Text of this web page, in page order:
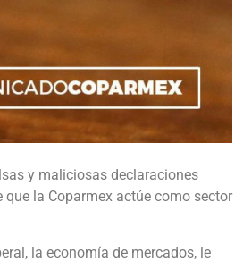
y maliciosas declaraciones
que la Coparmex actúe como sector
la economía de mercados, le